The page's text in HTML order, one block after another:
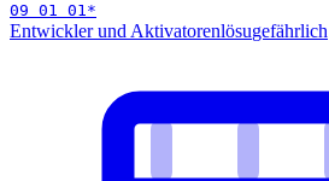
09 01 01*
Entwickler und Aktivatorenlösugefährlich